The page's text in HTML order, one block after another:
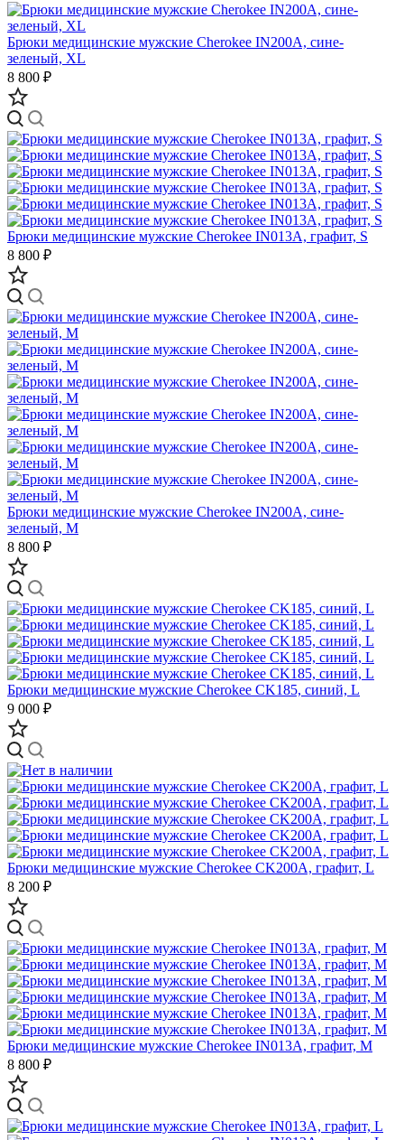
Брюки медицинские мужские Cherokee IN200A, сине-
зеленый, XL
8 800 ₽
Брюки медицинские мужские Cherokee IN013A, графит, S
8 800 ₽
Брюки медицинские мужские Cherokee IN200A, сине-
зеленый, M
8 800 ₽
Брюки медицинские мужские Cherokee CK185, синий, L
9 000 ₽
Брюки медицинские мужские Cherokee CK200A, графит, L
8 200 ₽
Брюки медицинские мужские Cherokee IN013A, графит, M
8 800 ₽